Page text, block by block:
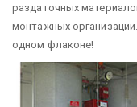
раздаточных
монтажных
одном флаконе!